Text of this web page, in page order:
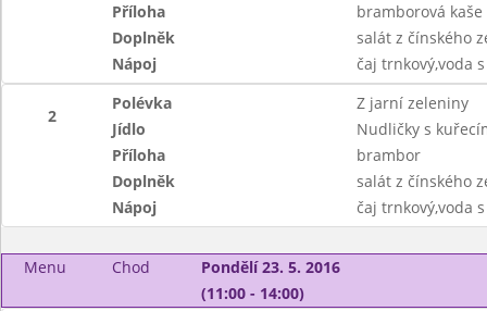
Příloha
bramborová kaše
Doplněk
salát z čínského
Nápoj
čaj trnkový,voda
2
Polévka
Z jarní zeleniny
Jídlo
Nudličky s
Příloha
brambor
Doplněk
salát z čínského
Nápoj
čaj trnkový,voda
Menu Chod
Pondělí 23. 5. 2016
(11:00 - 14:00)